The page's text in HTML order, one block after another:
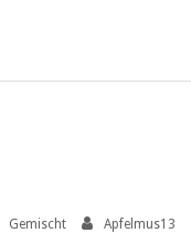
Gemischt Apfelmus13